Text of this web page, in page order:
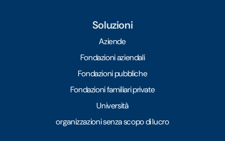
Soluzioni
Aziende
Fondazioni aziendali
Fondazioni pubbliche
Fondazioni familiari private
Università
organizzazioni senza scopo di lucro